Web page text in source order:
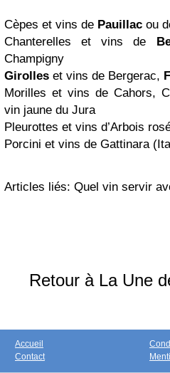
Cèpes et vins de Pauillac ou
Chanterelles et vins de
Champigny
Girolles et vins de Bergerac,
Morilles et vins de Cahors,
vin jaune du Jura
Pleurottes et vins d’Arbois
Porcini et vins de Gattinara
Articles liés: Quel vin servir
Retour à La Une
Accueil
Contact